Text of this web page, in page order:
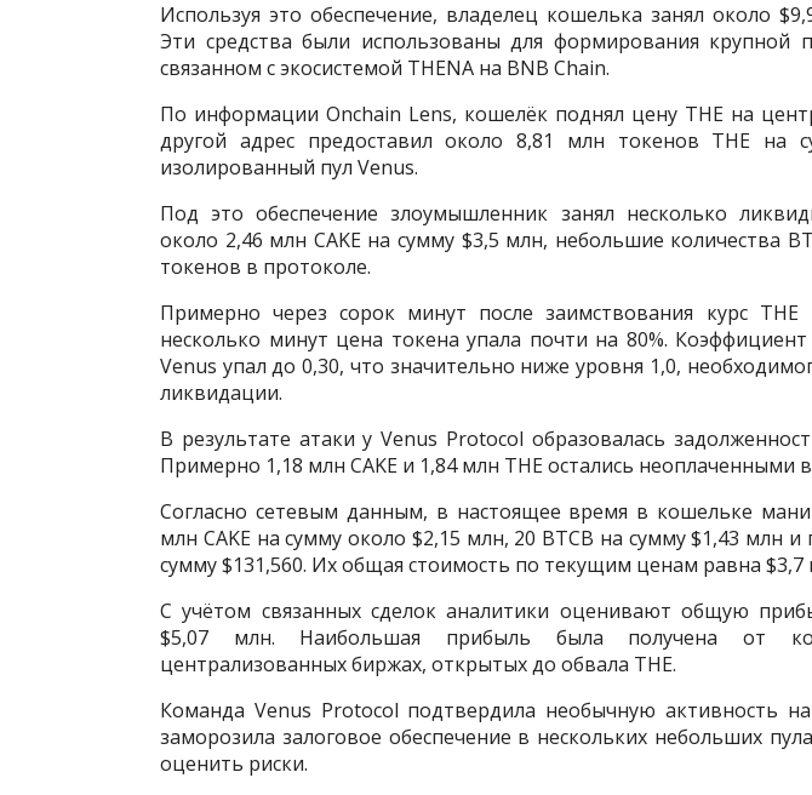
Используя это обеспечение, владелец кошелька занял около
Эти средства были использованы для формирования крупной
связанном с экосистемой THENA на BNB Chain.
По информации Onchain Lens, кошелёк поднял цену THE на
другой адрес предоставил около 8,81 млн токенов THE на
изолированный пул Venus.
Под это обеспечение злоумышленник занял несколько
около 2,46 млн CAKE на сумму $3,5 млн, небольшие количества
токенов в протоколе.
Примерно через сорок минут после заимствования курс THE
несколько минут цена токена упала почти на 80%.
Venus упал до 0,30, что значительно ниже уровня 1,0,
ликвидации.
В результате атаки у Venus Protocol образовалась
Примерно 1,18 млн CAKE и 1,84 млн THE остались неоплаченными
Согласно сетевым данным, в настоящее время в кошельке
млн CAKE на сумму около $2,15 млн, 20 BTCB на сумму $1,43 млн
сумму $131,560. Их общая стоимость по текущим ценам равна $3,7
С учётом связанных сделок аналитики оценивают общую
$5,07 млн. Наибольшая прибыль была получена от
централизованных биржах, открытых до обвала THE.
Команда Venus Protocol подтвердила необычную активность
заморозила залоговое обеспечение в нескольких небольших
оценить риски.